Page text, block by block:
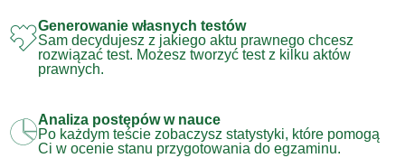
Generowanie własnych testów
Sam decydujesz z jakiego aktu prawnego chcesz
rozwiązać test. Możesz tworzyć test z kilku aktów
prawnych.
Analiza postępów w nauce
Po każdym teście zobaczysz statystyki, które pomogą
Ci w ocenie stanu przygotowania do egzaminu.